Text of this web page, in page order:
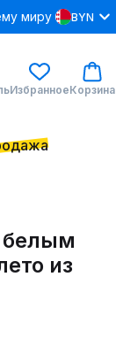
миру BYN
ИзбранноеКорзина
белым
из